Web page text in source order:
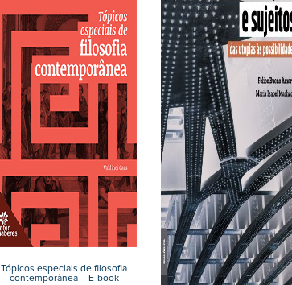
Tópicos especiais de filosofia
contemporânea – E-book